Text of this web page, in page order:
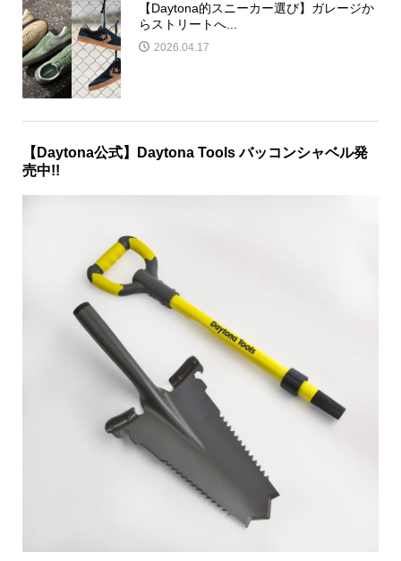
【Daytona的スニーカー選び】ガレージか
らストリートへ...
2026.04.17
【Daytona公式】Daytona Tools バッコンシャベル発
売中!!